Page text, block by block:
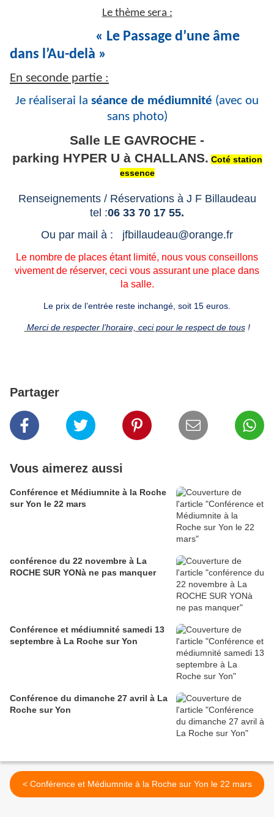
Le thème sera :
« Le Passage d’une âme
dans l’Au-delà »
En seconde partie :
Je réaliserai la séance de médiumnité (avec ou
sans photo)
Salle LE GAVROCHE -
parking HYPER U à CHALLANS. Coté station
essence
Renseignements / Réservations à J F Billaudeau
tel :06 33 70 17 55.
Ou par mail à : jfbillaudeau@orange.fr
Le nombre de places étant limité, nous vous conseillons
vivement de réserver, ceci vous assurant une place dans
la salle.
Le prix de l’entrée reste inchangé, soit 15 euros.
Merci de respecter l’horaire, ceci pour le respect de tous!
Partager
Vous aimerez aussi
Conférence et Médiumnite à la Roche
sur Yon le 22 mars
conférence du 22 novembre à La
ROCHE SUR YONà ne pas manquer
Conférence et médiumnité samedi 13
septembre à La Roche sur Yon
Conférence du dimanche 27 avril à La
Roche sur Yon
< Conférence et Médiumnite à la Roche sur Yon le 22 mars